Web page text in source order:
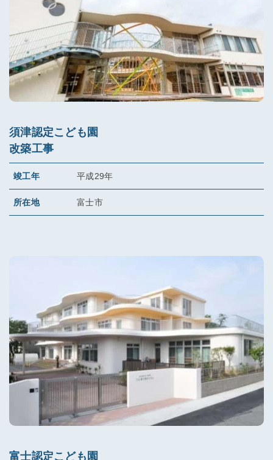
須津認定こども園
改築工事
竣工年 平成29年
所在地 富士市
富士認定こども園